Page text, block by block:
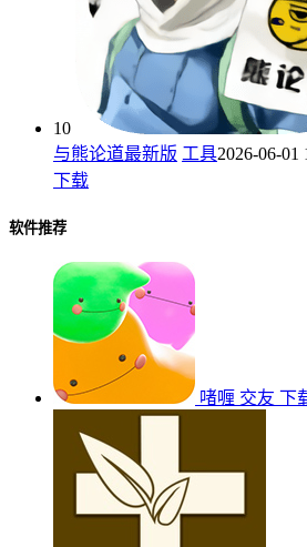
10
与熊论道最新版 工具2026-06-01
下载
软件推荐
啫喱 交友 下